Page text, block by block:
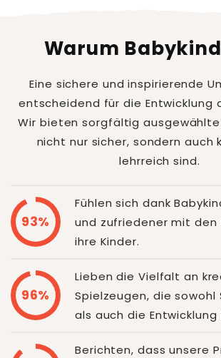
Warum
Eine sichere und inspirierende
entscheidend für die Entwicklung
Wir bieten sorgfältig
nicht nur sicher, sondern auch
lehrreich sind.
93%
Fühlen sich dank
und zufriedener mit den
ihre Kinder.
96%
Lieben die Vielfalt an
Spielzeugen, die sowohl
als auch die Entwicklung
Berichten, dass unsere